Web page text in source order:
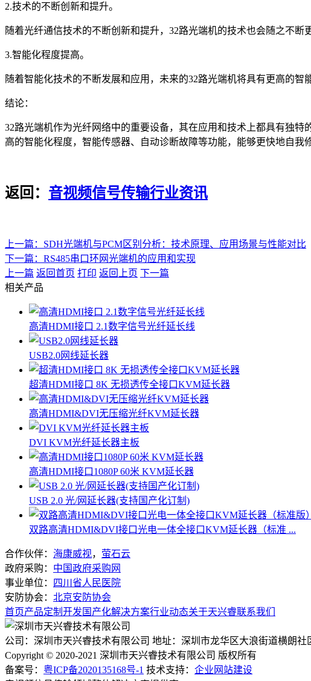
2.技术的不断创新和提升。
随着光纤通信技术的不断创新和提升，32路光端机的技术也会随之不
3.智能化程度提高。
随着智能化技术的不断发展和应用，未来的32路光端机将具有更高的
结论：
32路光端机作为光纤网络中的重要设备，其在应用和技术上都具有独
高的智能化程度，智能传感器、自动诊断故障等功能，能够更快地自我
返回： 音视频信号传输行业资讯
上一篇：SDH光端机与PCM区别分析：技术原理、应用场景与性能对比
下一篇：RS485串口环网光端机的应用和实现
上一篇 返回首页 打印 返回上页 下一篇
相关产品
高清HDMI接口 2.1数字信号光纤延长线
USB2.0网线延长器
超清HDMI接口 8K 无损透传全接口KVM延长器
高清HDMI&DVI无压缩光纤KVM延长器
DVI KVM光纤延长器主板
高清HDMI接口1080P 60米 KVM延长器
USB 2.0 光/网延长器(支持国产化订制)
双路高清HDMI&DVI接口光电一体全接口KVM延长器（标准 ...
合作伙伴： 海康威视， 萤石云
政府采购： 中国政府采购网
事业单位：
四川省人民医院
安防协会： 北京安防协会
首页产品定制开发 国产化解决方案行业动态关于天兴睿联系我们
公司：深圳市天兴睿技术有限公司 地址：深圳市龙华区大浪街道横朗社
Copyright © 2020-2021 深圳市天兴睿技术有限公司 版权所有
备案号： 粤ICP备2020135168号-1 技术支持： 企业网站建设